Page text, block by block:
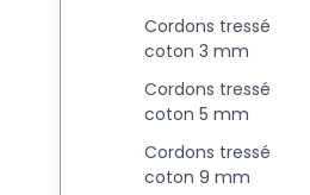
Cordons tressé
coton 3 mm
Cordons tressé
coton 5 mm
Cordons tressé
coton 9 mm